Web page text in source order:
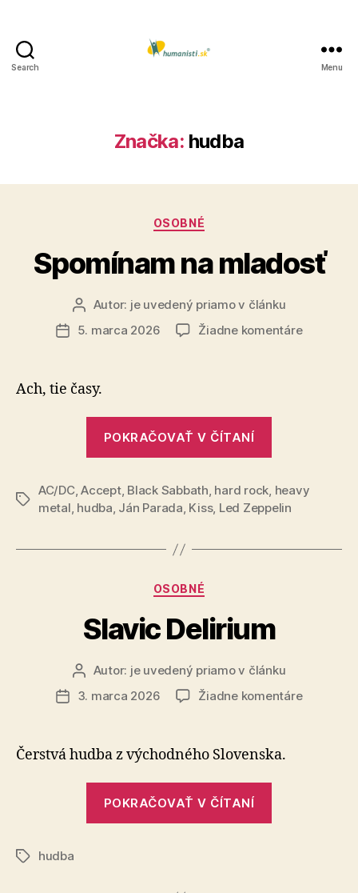
Search Menu
Značka: hudba
Kategórie
OSOBNÉ
Spomínam na mladosť
Autor
článku
Autor: je uvedený priamo v článku
Dátum
5. marca 2026 Žiadne komentárena
Ach, tie časy.
POKRAČOVAŤ V ČÍTANÍ
Značky
AC/DC,Accept, Black Sabbath, hard rock, heavy
metal, hudba, Ján Parada, Kiss, Led Zeppelin
Kategórie
OSOBNÉ
Slavic Delirium
Autor
článku
Autor: je uvedený priamo v článku
Dátum
3. marca 2026 Žiadne komentárena
Čerstvá hudba z východného Slovenska.
POKRAČOVAŤ V ČÍTANÍ
Značkyhudba